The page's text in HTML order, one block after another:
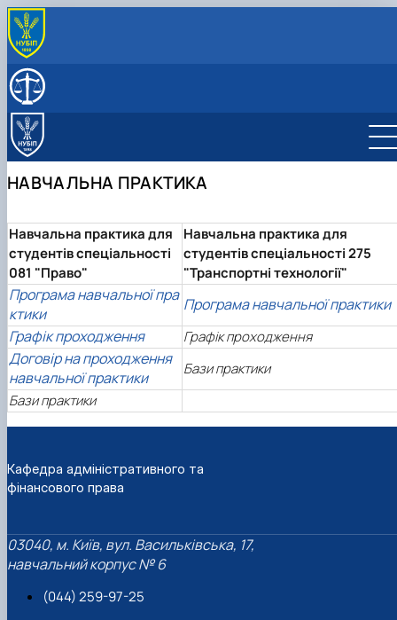
ПРО КАФЕДРУ
Навчальний процес
Навчальна практика
НАВЧАЛЬНИЙ КАБІНЕТ «ЗАЛА СУДОВИХ ЗАСІДАНЬ»
НАВЧАЛЬНА ПРАКТИКА
Навчальна практика для
студентів спеціальності
081 "Право"
Навчальна практика для
студентів спеціальності 275
"Транспортні технології"
Програма навчальної пра
ктики
Програма навчальної практики
Графік проходження
Графік проходження
Договір на проходження
навчальної практики
Бази практики
Бази практики
Кафедра адміністративного та
фінансового права
03040, м. Київ, вул. Васильківська, 17,
навчальний корпус № 6
(044) 259-97-25